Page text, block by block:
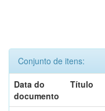
Conjunto de itens:
Data do
documento
Título